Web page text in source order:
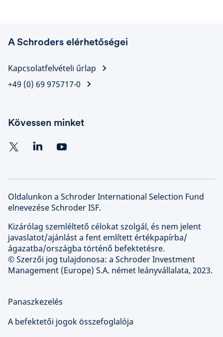
A Schroders elérhetőségei
Kapcsolatfelvételi űrlap
+49 (0) 69 975717-0
Kövessen minket
Oldalunkon a Schroder International Selection Fund
elnevezése Schroder ISF.
Kizárólag szemléltető célokat szolgál, és nem jelent
javaslatot/ajánlást a fent említett értékpapírba/
ágazatba/országba történő befektetésre.
© Szerzői jog tulajdonosa: a Schroder Investment
Management (Europe) S.A. német leányvállalata, 2023.
Panaszkezelés
A befektetői jogok összefoglalója